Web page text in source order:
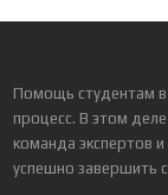
Помощь студентам в
процесс. В этом
команда экспертов
успешно завершить